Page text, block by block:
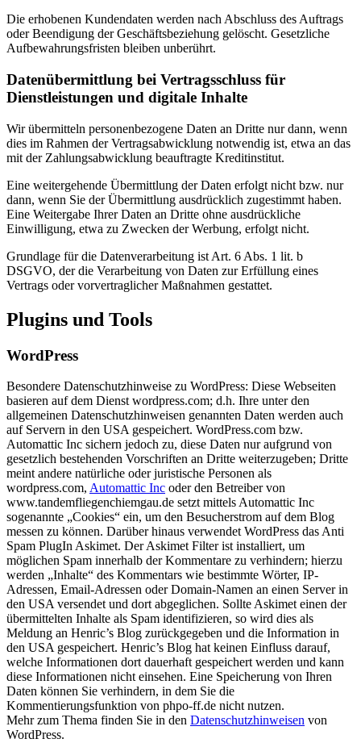
Die erhobenen Kundendaten werden nach Abschluss des Auftrags
oder Beendigung der Geschäftsbeziehung gelöscht. Gesetzliche
Aufbewahrungsfristen bleiben unberührt.
Datenübermittlung bei Vertragsschluss für
Dienstleistungen und digitale Inhalte
Wir übermitteln personenbezogene Daten an Dritte nur dann, wenn
dies im Rahmen der Vertragsabwicklung notwendig ist, etwa an das
mit der Zahlungsabwicklung beauftragte Kreditinstitut.
Eine weitergehende Übermittlung der Daten erfolgt nicht bzw. nur
dann, wenn Sie der Übermittlung ausdrücklich zugestimmt haben.
Eine Weitergabe Ihrer Daten an Dritte ohne ausdrückliche
Einwilligung, etwa zu Zwecken der Werbung, erfolgt nicht.
Grundlage für die Datenverarbeitung ist Art. 6 Abs. 1 lit. b
DSGVO, der die Verarbeitung von Daten zur Erfüllung eines
Vertrags oder vorvertraglicher Maßnahmen gestattet.
Plugins und Tools
WordPress
Besondere Datenschutzhinweise zu WordPress: Diese Webseiten
basieren auf dem Dienst wordpress.com; d.h. Ihre unter den
allgemeinen Datenschutzhinweisen genannten Daten werden auch
auf Servern in den USA gespeichert. WordPress.com bzw.
Automattic Inc sichern jedoch zu, diese Daten nur aufgrund von
gesetzlich bestehenden Vorschriften an Dritte weiterzugeben; Dritte
meint andere natürliche oder juristische Personen als
wordpress.com, Automattic Inc oder den Betreiber von
www.tandemfliegenchiemgau.de setzt mittels Automattic Inc
sogenannte „Cookies“ ein, um den Besucherstrom auf dem Blog
messen zu können. Darüber hinaus verwendet WordPress das Anti
Spam PlugIn Askimet. Der Askimet Filter ist installiert, um
möglichen Spam innerhalb der Kommentare zu verhindern; hierzu
werden „Inhalte“ des Kommentars wie bestimmte Wörter, IP-
Adressen, Email-Adressen oder Domain-Namen an einen Server in
den USA versendet und dort abgeglichen. Sollte Askimet einen der
übermittelten Inhalte als Spam identifizieren, so wird dies als
Meldung an Henric’s Blog zurückgegeben und die Information in
den USA gespeichert. Henric’s Blog hat keinen Einfluss darauf,
welche Informationen dort dauerhaft gespeichert werden und kann
diese Informationen nicht einsehen. Eine Speicherung von Ihren
Daten können Sie verhindern, in dem Sie die
Kommentierungsfunktion von phpo-ff.de nicht nutzen.
Mehr zum Thema finden Sie in den Datenschutzhinweisen von
WordPress.